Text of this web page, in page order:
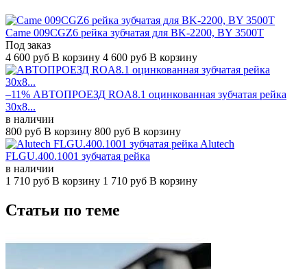
Came 009CGZ6 рейка зубчатая для BK-2200, BY 3500T
Под заказ
4 600 руб В корзину 4 600 руб В корзину
–11% АВТОПРОЕЗД ROA8.1 оцинкованная зубчатая рейка
30x8...
в наличии
800 руб В корзину 800 руб В корзину
Alutech
FLGU.400.1001 зубчатая рейка
в наличии
1 710 руб В корзину 1 710 руб В корзину
Статьи по теме